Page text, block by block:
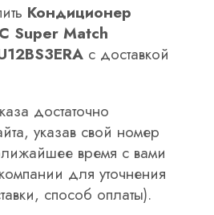
Кондиционер
Super Match
с доставкой
достаточно
указав свой номер
время с вами
для уточнения
способ оплаты).